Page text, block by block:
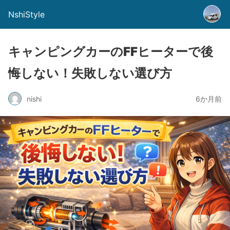
NshiStyle
キャンピングカーのFFヒーターで後
悔しない！失敗しない選び方
nishi 6か月前